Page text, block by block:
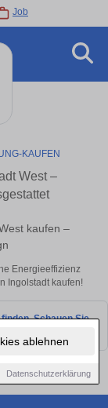
ablehnen
Datenschutzerklärung
Job
KAUFEN
West –
kaufen –
Energieeffizienz
Ingolstadt kaufen!
Schauen Sie